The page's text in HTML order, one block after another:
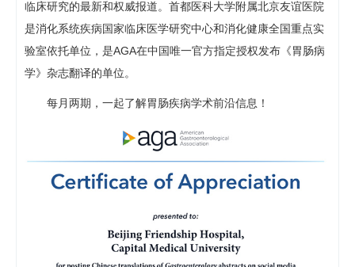
临床研究的最新和权威报道。首都医科大学附属北京友谊医院
是消化系统疾病国家临床医学研究中心和消化健康全国重点实
验室依托单位，是AGA在中国唯一官方指定授权发布《胃肠病
学》杂志翻译的单位。
每月两期，一起了解胃肠疾病学术前沿信息！